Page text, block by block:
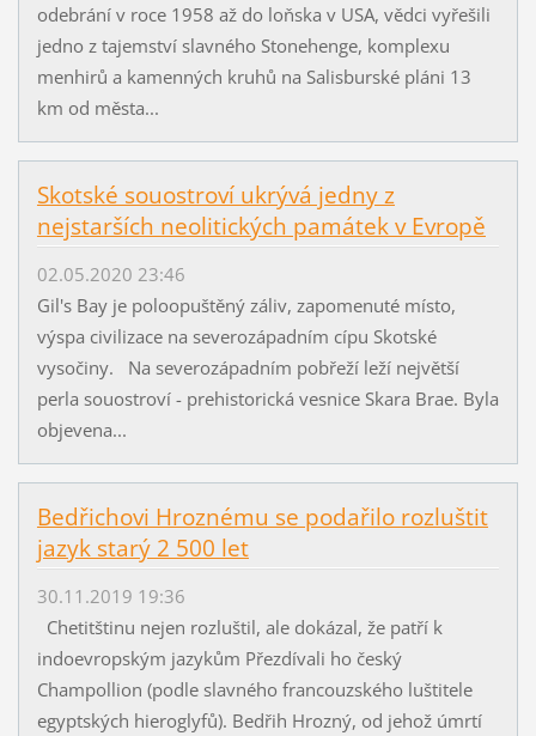
odebrání v roce 1958 až do loňska v USA, vědci vyřešili
jedno z tajemství slavného Stonehenge, komplexu
menhirů a kamenných kruhů na Salisburské pláni 13
km od města...
Skotské souostroví ukrývá jedny z
nejstarších neolitických památek v Evropě
02.05.2020 23:46
Gil's Bay je poloopuštěný záliv, zapomenuté místo,
výspa civilizace na severozápadním cípu Skotské
vysočiny. Na severozápadním pobřeží leží největší
perla souostroví - prehistorická vesnice Skara Brae. Byla
objevena...
Bedřichovi Hroznému se podařilo rozluštit
jazyk starý 2 500 let
30.11.2019 19:36
Chetitštinu nejen rozluštil, ale dokázal, že patří k
indoevropským jazykům Přezdívali ho český
Champollion (podle slavného francouzského luštitele
egyptských hieroglyfů). Bedřih Hrozný, od jehož úmrtí